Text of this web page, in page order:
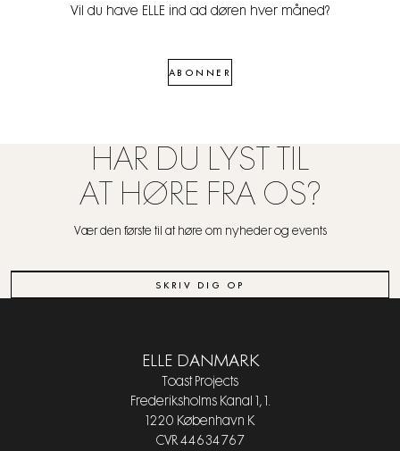
Vil du have ELLE ind ad døren hver måned?
ABONNER
HAR DU LYST TIL
AT HØRE FRA OS?
Vær den første til at høre om nyheder og events
SKRIV DIG OP
ELLE DANMARK
Toast Projects
Frederiksholms Kanal 1, 1.
1220 København K
CVR 44634767